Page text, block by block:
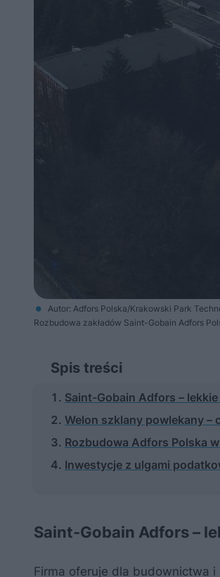
Autor: Adfors Polska/Krakowski Park
Rozbudowa zakładów Saint-Gobain Adfors
Spis treści
Saint-Gobain Adfors –
Welon szklany powlekany –
Rozbudowa Adfors Polska
Inwestycje z ulgami
Saint-Gobain Adfors –
Firma oferuje dla budownictwa i